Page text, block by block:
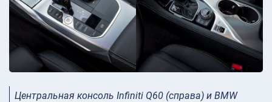
Центральная консоль Infiniti Q60 (справа) и BMW